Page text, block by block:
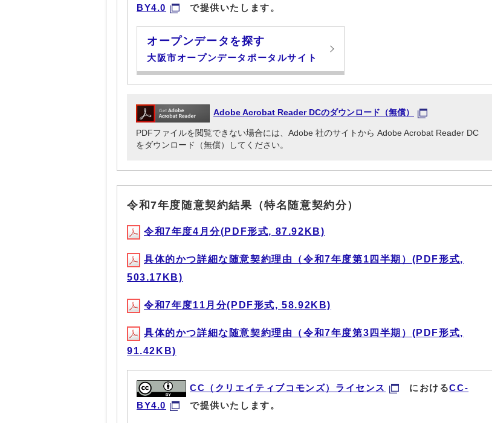
BY4.0
で提供いたします。
オープンデータを探す
大阪市オープンデータポータルサイト
Adobe Acrobat Reader DCのダウンロード（無償）
PDFファイルを閲覧できない場合には、Adobe 社のサイトから Adobe Acrobat Reader DC
をダウンロード（無償）してください。
令和7年度随意契約結果（特名随意契約分）
令和7年度4月分(PDF形式, 87.92KB)
具体的かつ詳細な随意契約理由（令和7年度第1四半期）(PDF形式,
503.17KB)
令和7年度11月分(PDF形式, 58.92KB)
具体的かつ詳細な随意契約理由（令和7年度第3四半期）(PDF形式,
91.42KB)
CC（クリエイティブコモンズ）ライセンス におけるCC-
BY4.0
で提供いたします。